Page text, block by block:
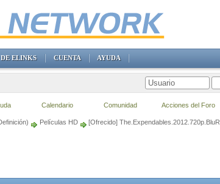
Películas HD [Ofrecido]
ELINKS CUENTA AYUDA
Calendario Comunidad Acciones del Foro